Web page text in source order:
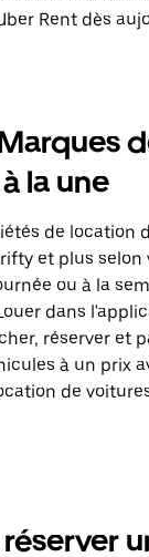
Rent dès
la une
de location
et plus selon
ou à la
dans
réserver et
à un prix
de